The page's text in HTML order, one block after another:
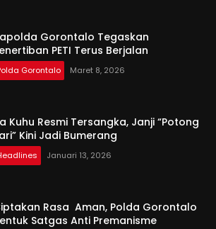
Gorontalo Tegaskan
PETI Terus Berjalan
Gorontalo Maret 8, 2026
Kuhu Resmi Tersangka, Janji “Potong
Kini Jadi Bumerang
Januari 13, 2026
Rasa Aman, Polda Gorontalo
Satgas Anti Premanisme